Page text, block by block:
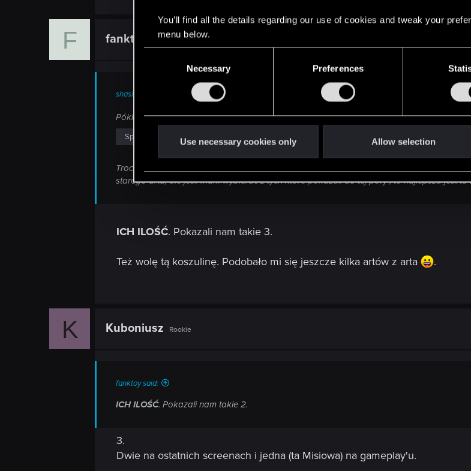
You’ll find all the details regarding our use of cookies and tweak your
menu below.
e
l
Necessary Preferences
Use necessary cookies only Allow selection
F fanktoy Banned
shasiu said:
Póki co najbardziej podoba mi się zbroja jedynkowa i koszula Geralta z tego screena:
Spoiler
Trochę za dużo tych sukienek jak dla mnie, są oczywiście bardzo fajne, ale ich ilość
starego arta, ale jeśli mam wybierać z tych które pokazali do tej pory , to najlepsza jest
ICH ILOŚĆ. Pokazali nam takie 3.
Też wolę tą koszulinę. Podobało mi się jeszcze kilka artów z arta .
K Kuboniusz Rookie
fanktoy said:
ICH ILOŚĆ. Pokazali nam takie 2.
3.
Dwie na ostatnich screenach i jedna (ta Misiowa) na gameplay'u.